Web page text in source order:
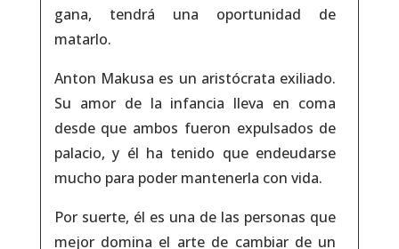
gana, tendrá una oportunidad de
matarlo.
Anton Makusa es un aristócrata exiliado.
Su amor de la infancia lleva en coma
desde que ambos fueron expulsados de
palacio, y él ha tenido que endeudarse
mucho para poder mantenerla con vida.
Por suerte, él es una de las personas que
mejor domina el arte de cambiar de un